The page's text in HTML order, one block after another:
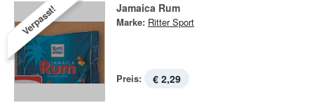
Verpasst! Jamaica Rum
Marke: Ritter Sport
Preis: € 2,29